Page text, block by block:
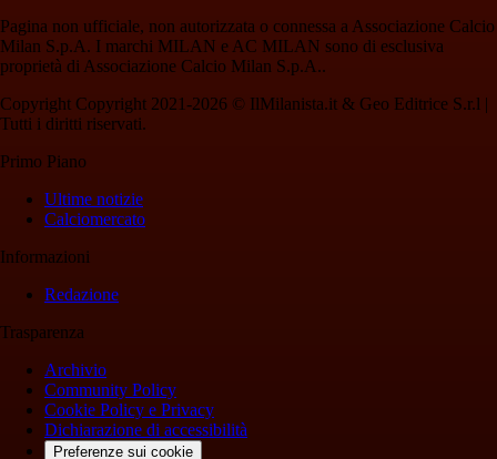
Pagina non ufficiale, non autorizzata o connessa a Associazione Calcio
Milan S.p.A. I marchi MILAN e AC MILAN sono di esclusiva
proprietà di Associazione Calcio Milan S.p.A..
Copyright Copyright 2021-2026 © IlMilanista.it & Geo Editrice S.r.l |
Tutti i diritti riservati.
Primo Piano
Ultime notizie
Calciomercato
Informazioni
Redazione
Trasparenza
Archivio
Community Policy
Cookie Policy e Privacy
Dichiarazione di accessibilità
Preferenze sui cookie